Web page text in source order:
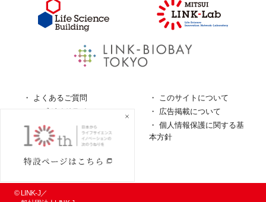
よくあるご質問
このサイトについて
ロゴガイドライン
広告掲載について
特定商取引法に基づく表
個人情報保護に関する基
本方針
© LINK-J／